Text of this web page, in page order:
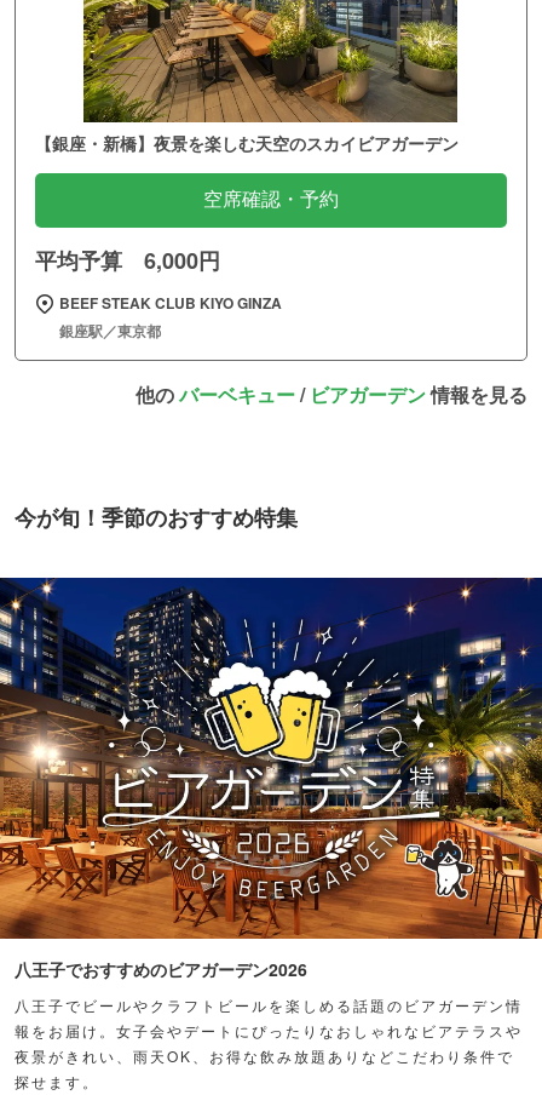
【銀座・新橋】夜景を楽しむ天空のスカイビアガーデン
空席確認・予約
平均予算 6,000円
BEEF STEAK CLUB KIYO GINZA
銀座駅／東京都
他のバーベキュー/ ビアガーデン情報を見る
今が旬！季節のおすすめ特集
八王子でおすすめのビアガーデン2026
八王子でビールやクラフトビールを楽しめる話題のビアガーデン情
報をお届け。女子会やデートにぴったりなおしゃれなビアテラスや
夜景がきれい、雨天OK、お得な飲み放題ありなどこだわり条件で
探せます。